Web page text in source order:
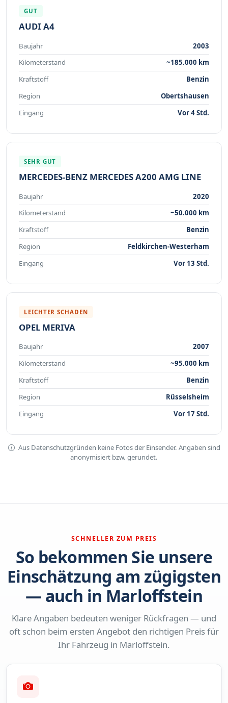
GUT
AUDI A4
Baujahr
2003
Kilometerstand
~185.000 km
Kraftstoff
Benzin
Region
Obertshausen
Eingang
Vor 4 Std.
SEHR GUT
MERCEDES-BENZ MERCEDES A200 AMG LINE
Baujahr
2020
Kilometerstand
~50.000 km
Kraftstoff
Benzin
Region
Feldkirchen-Westerham
Eingang
Vor 13 Std.
LEICHTER SCHADEN
OPEL MERIVA
Baujahr
2007
Kilometerstand
~95.000 km
Kraftstoff
Benzin
Region
Rüsselsheim
Eingang
Vor 17 Std.
Aus Datenschutzgründen keine Fotos der Einsender. Angaben sind
anonymisiert bzw. gerundet.
SCHNELLER ZUM PREIS
So bekommen Sie unsere
Einschätzung am zügigsten
— auch in Marloffstein
Klare Angaben bedeuten weniger Rückfragen — und
oft schon beim ersten Angebot den richtigen Preis für
Ihr Fahrzeug in Marloffstein.